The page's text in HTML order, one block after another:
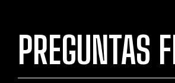
PREGUNTAS